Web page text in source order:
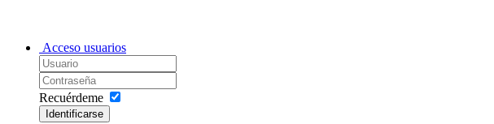
Acceso usuarios
Recuérdeme
Identificarse